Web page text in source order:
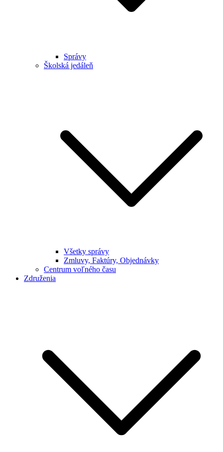
Správy
Školská jedáleň
Všetky správy
Zmluvy, Faktúry, Objednávky
Centrum voľného času
Združenia